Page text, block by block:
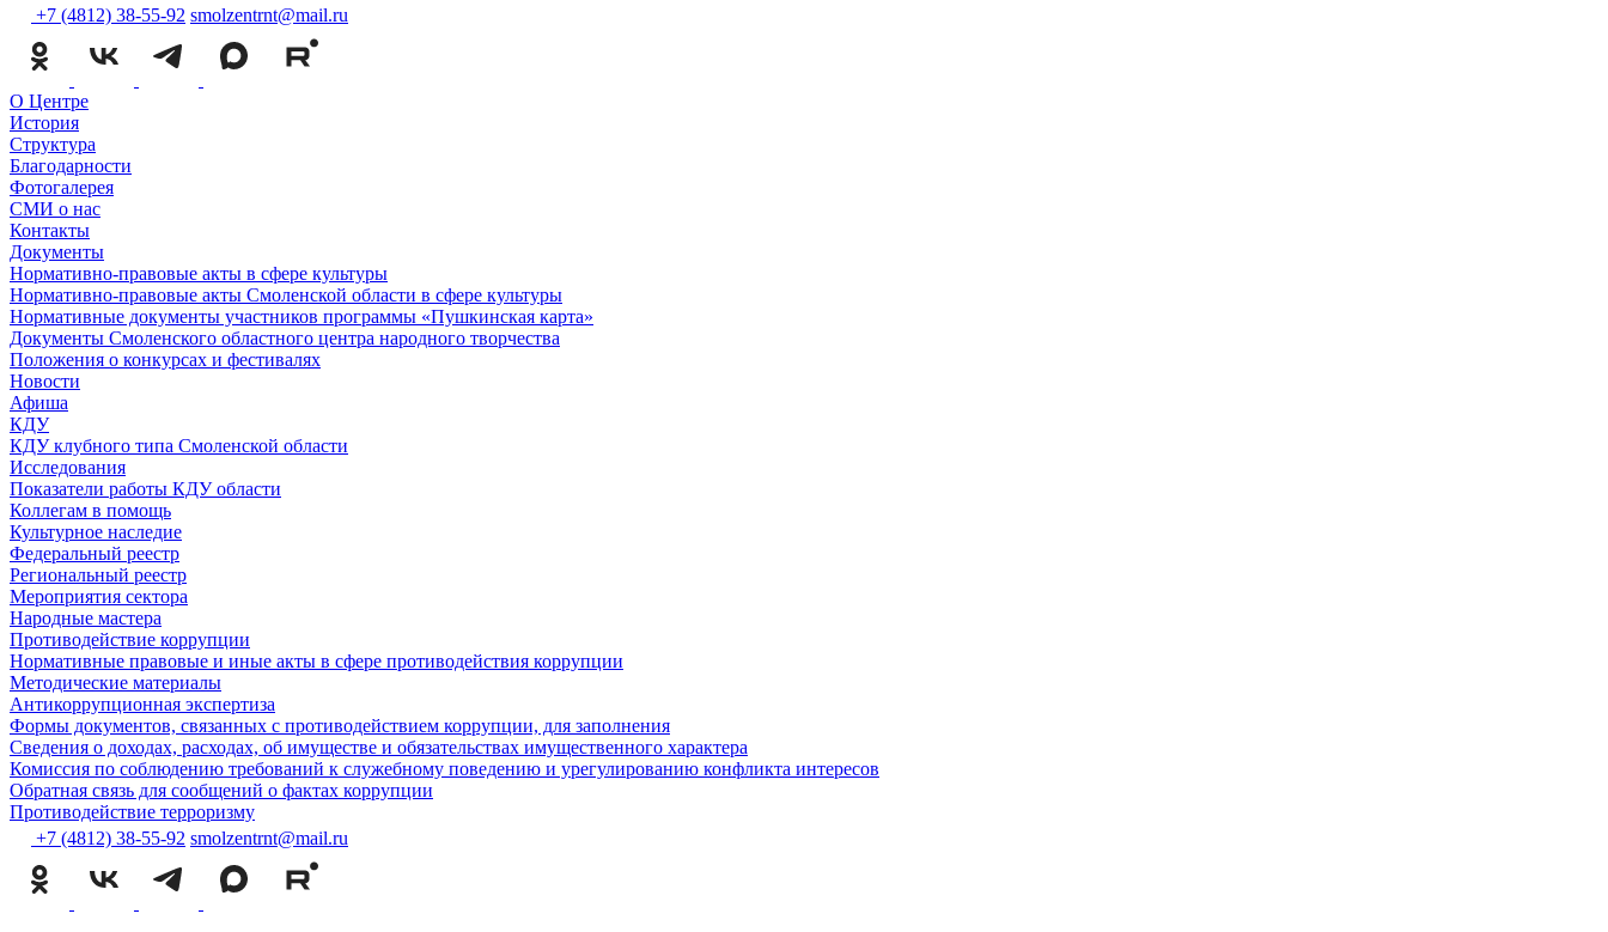
+7 (4812) 38-55-92 smolzentrnt@mail.ru
О Центре
История
Структура
Благодарности
Фотогалерея
СМИ о нас
Контакты
Документы
Нормативно-правовые акты в сфере культуры
Нормативно-правовые акты Смоленской области в сфере культуры
Нормативные документы участников программы «Пушкинская карта»
Документы Смоленского областного центра народного творчества
Положения о конкурсах и фестивалях
Новости
Афиша
КДУ
КДУ клубного типа Смоленской области
Исследования
Показатели работы КДУ области
Коллегам в помощь
Культурное наследие
Федеральный реестр
Региональный реестр
Мероприятия сектора
Народные мастера
Противодействие коррупции
Нормативные правовые и иные акты в сфере противодействия коррупции
Методические материалы
Антикоррупционная экспертиза
Формы документов, связанных с противодействием коррупции, для заполнения
Сведения о доходах, расходах, об имуществе и обязательствах имущественного характера
Комиссия по соблюдению требований к служебному поведению и урегулированию конфликта интересов
Обратная связь для сообщений о фактах коррупции
Противодействие терроризму
+7 (4812) 38-55-92 smolzentrnt@mail.ru